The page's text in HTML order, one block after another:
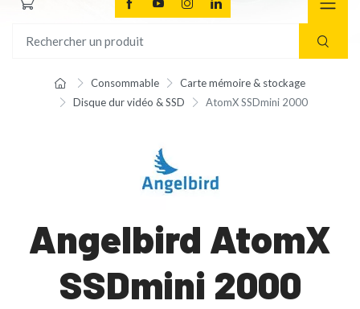
Consommable
Carte mémoire & stockage
Disque dur vidéo & SSD
AtomX SSDmini 2000
Angelbird AtomX
SSDmini 2000